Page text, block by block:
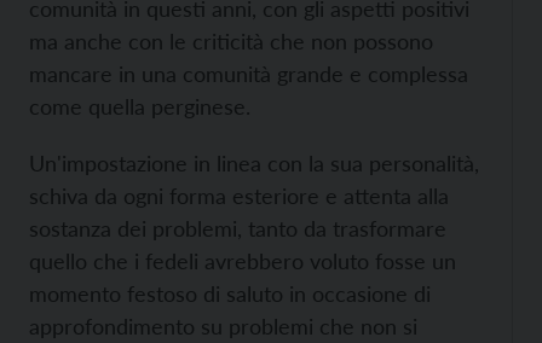
comunità in questi anni, con gli aspetti positivi
ma anche con le criticità che non possono
mancare in una comunità grande e complessa
come quella perginese.
Un'impostazione in linea con la sua personalità,
schiva da ogni forma esteriore e attenta alla
sostanza dei problemi, tanto da trasformare
quello che i fedeli avrebbero voluto fosse un
momento festoso di saluto in occasione di
approfondimento su problemi che non si